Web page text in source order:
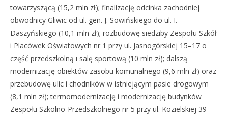
towarzyszącą (15,2 mln zł); finalizację odcinka zachodniej
obwodnicy Gliwic od ul. gen. J. Sowińskiego do ul. I.
Daszyńskiego (10,1 mln zł); rozbudowę siedziby Zespołu Szkół
i Placówek Oświatowych nr 1 przy ul. Jasnogórskiej 15–17 o
część przedszkolną i salę sportową (10 mln zł); dalszą
modernizację obiektów zasobu komunalnego (9,6 mln zł) oraz
przebudowę ulic i chodników w istniejącym pasie drogowym
(8,1 mln zł); termomodernizację i modernizację budynków
Zespołu Szkolno-Przedszkolnego nr 5 przy ul. Kozielskiej 39